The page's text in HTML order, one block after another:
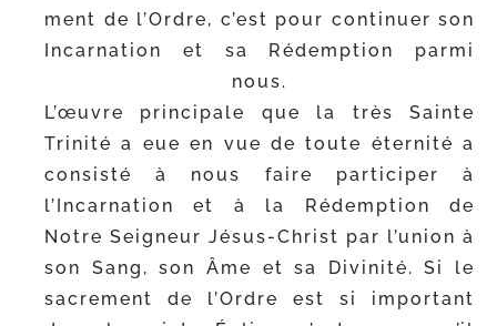
ment de l’Ordre, c’est pour conti­nuer son
Incarnation et sa Rédemption par­mi
nous.
L’œuvre prin­ci­pale que la très Sainte
Trinité a eue en vue de toute éter­ni­té a
consis­té à nous faire par­ti­ci­per à
l’Incarnation et à la Rédemption de
Notre Seigneur Jésus-​Christ par l’union à
son Sang, son Âme et sa Divinité. Si le
sacre­ment de l’Ordre est si impor­tant